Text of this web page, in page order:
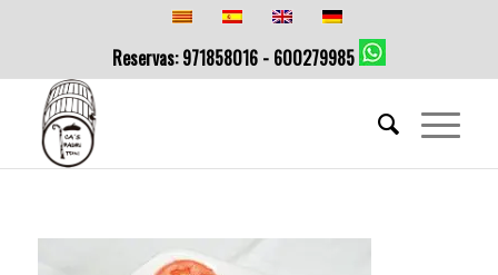
Reservas: 971858016 - 600279985